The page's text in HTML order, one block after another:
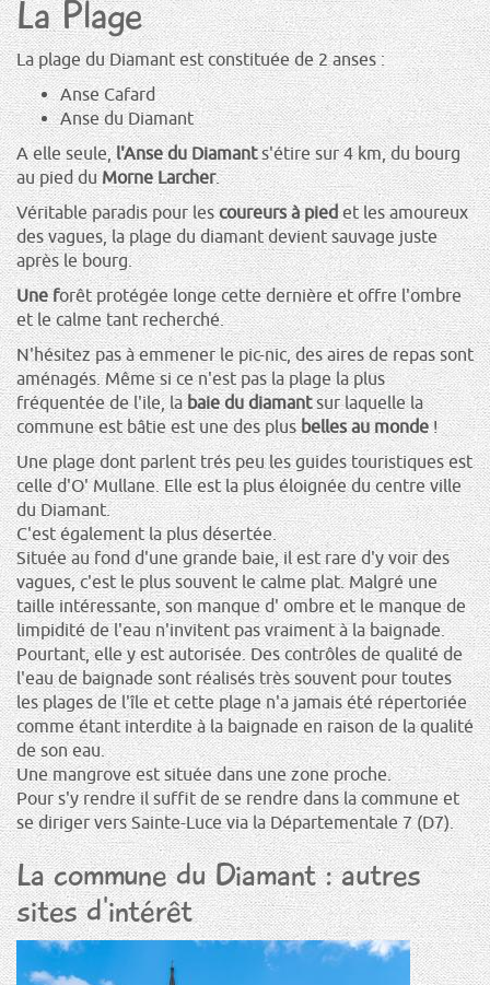
La Plage
La plage du Diamant est constituée de 2 anses :
Anse Cafard
Anse du Diamant
A elle seule,l'Anse du Diamants'étire sur 4 km, du bourg
au pied duMorne Larcher.
Véritable paradis pour lescoureurs à piedet les amoureux
des vagues, la plage du diamant devient sauvage juste
après le bourg.
Une forêt protégée longe cette dernière et offre l'ombre
et le calme tant recherché.
N'hésitez pas à emmener le pic-nic, des aires de repas sont
aménagés. Même si ce n'est pas la plage la plus
fréquentée de l'ile, labaie du diamantsur laquelle la
commune est bâtie est une des plusbelles au monde!
Une plage dont parlent trés peu les guides touristiques est
celle d'O' Mullane. Elle est la plus éloignée du centre ville
du Diamant.
C'est également la plus désertée.
Située au fond d'une grande baie, il est rare d'y voir des
vagues, c'est le plus souvent le calme plat. Malgré une
taille intéressante, son manque d' ombre et le manque de
limpidité de l'eau n'invitent pas vraiment à la baignade.
Pourtant, elle y est autorisée. Des contrôles de qualité de
l'eau de baignade sont réalisés très souvent pour toutes
les plages de l'île et cette plage n'a jamais été répertoriée
comme étant interdite à la baignade en raison de la qualité
de son eau.
Une mangrove est située dans une zone proche.
Pour s'y rendre il suffit de se rendre dans la commune et
se diriger vers Sainte-Luce via la Départementale 7 (D7).
La commune du Diamant : autres
sites d'intérêt